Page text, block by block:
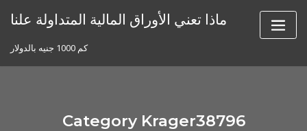
ماذا تعني الأوراق المالية المتداولة علنا
كم 1000 جنيه بالدولار
Category Krager38796